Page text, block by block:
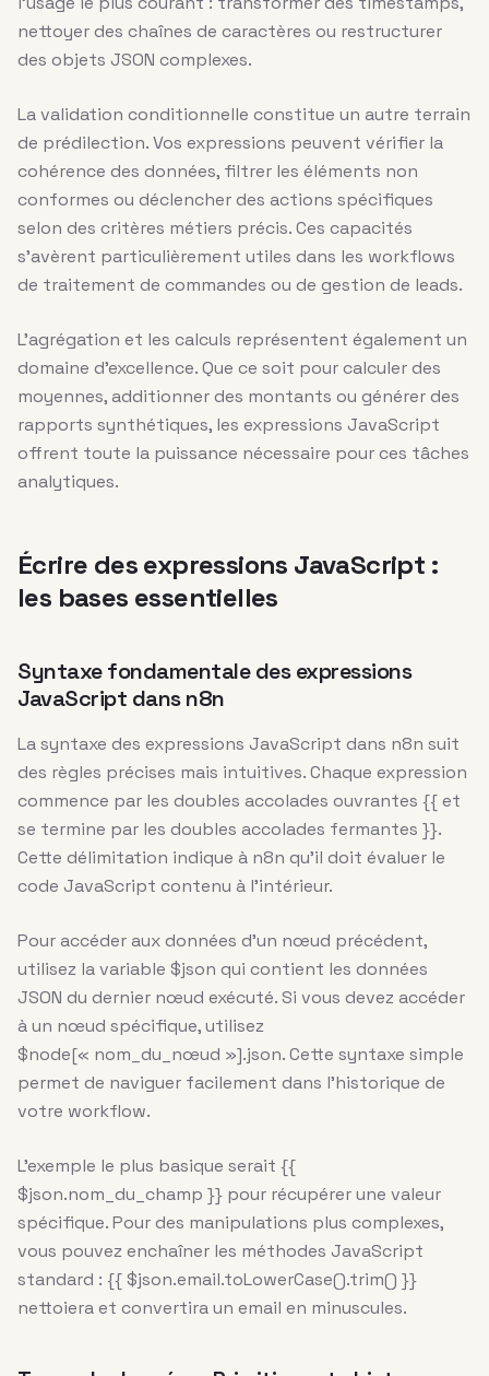
nettoyer des chaînes de caractères ou restructurer
des objets JSON complexes.
La validation conditionnelle constitue un autre terrain
de prédilection. Vos expressions peuvent vérifier la
cohérence des données, filtrer les éléments non
conformes ou déclencher des actions spécifiques
selon des critères métiers précis. Ces capacités
s’avèrent particulièrement utiles dans les workflows
de traitement de commandes ou de gestion de leads.
L’agrégation et les calculs représentent également un
domaine d’excellence. Que ce soit pour calculer des
moyennes, additionner des montants ou générer des
rapports synthétiques, les expressions JavaScript
offrent toute la puissance nécessaire pour ces tâches
analytiques.
Écrire des expressions JavaScript :
les bases essentielles
Syntaxe fondamentale des expressions
JavaScript dans n8n
La syntaxe des expressions JavaScript dans n8n suit
des règles précises mais intuitives. Chaque expression
commence par les doubles accolades ouvrantes {{ et
se termine par les doubles accolades fermantes }}.
Cette délimitation indique à n8n qu’il doit évaluer le
code JavaScript contenu à l’intérieur.
Pour accéder aux données d’un nœud précédent,
utilisez la variable $json qui contient les données
JSON du dernier nœud exécuté. Si vous devez accéder
à un nœud spécifique, utilisez
$node[« nom_du_nœud »].json. Cette syntaxe simple
permet de naviguer facilement dans l’historique de
votre workflow.
L’exemple le plus basique serait {{
$json.nom_du_champ }} pour récupérer une valeur
spécifique. Pour des manipulations plus complexes,
vous pouvez enchaîner les méthodes JavaScript
standard : {{ $json.email.toLowerCase().trim() }}
nettoiera et convertira un email en minuscules.